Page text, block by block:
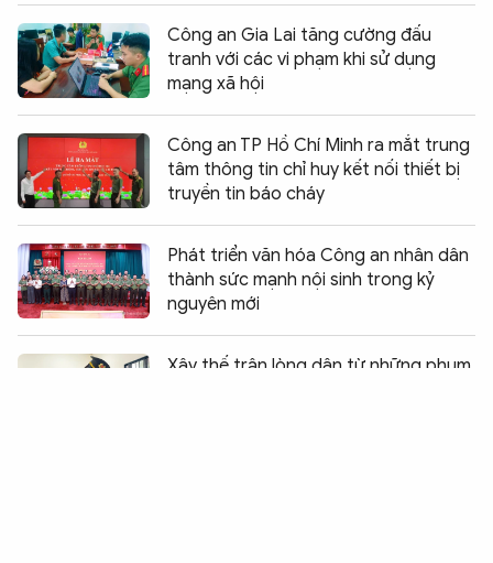
Công an Gia Lai tăng cường đấu
tranh với các vi phạm khi sử dụng
mạng xã hội
Công an TP Hồ Chí Minh ra mắt trung
tâm thông tin chỉ huy kết nối thiết bị
truyền tin báo cháy
Phát triển văn hóa Công an nhân dân
thành sức mạnh nội sinh trong kỷ
nguyên mới
Xây thế trận lòng dân từ những phum,